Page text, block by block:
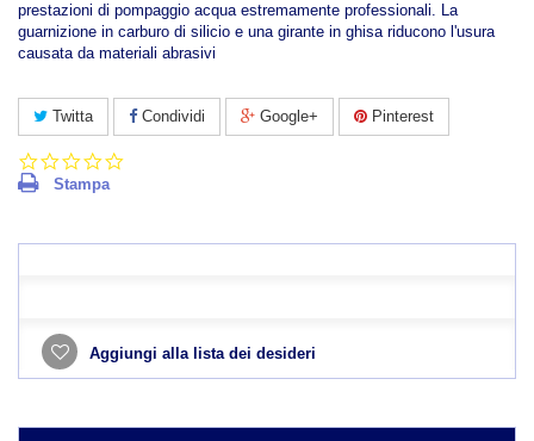
prestazioni di pompaggio acqua estremamente professionali. La
guarnizione in carburo di silicio e una girante in ghisa riducono l'usura
causata da materiali abrasivi
Twitta Condividi Google+ Pinterest
Stampa
Aggiungi alla lista dei desideri